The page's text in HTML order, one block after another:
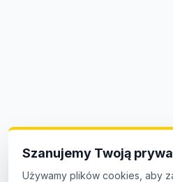
Szanujemy Twoją
Używamy plików cookies, aby